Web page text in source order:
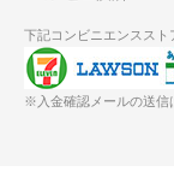
下記コンビニエンススト
※入金確認メールの送信